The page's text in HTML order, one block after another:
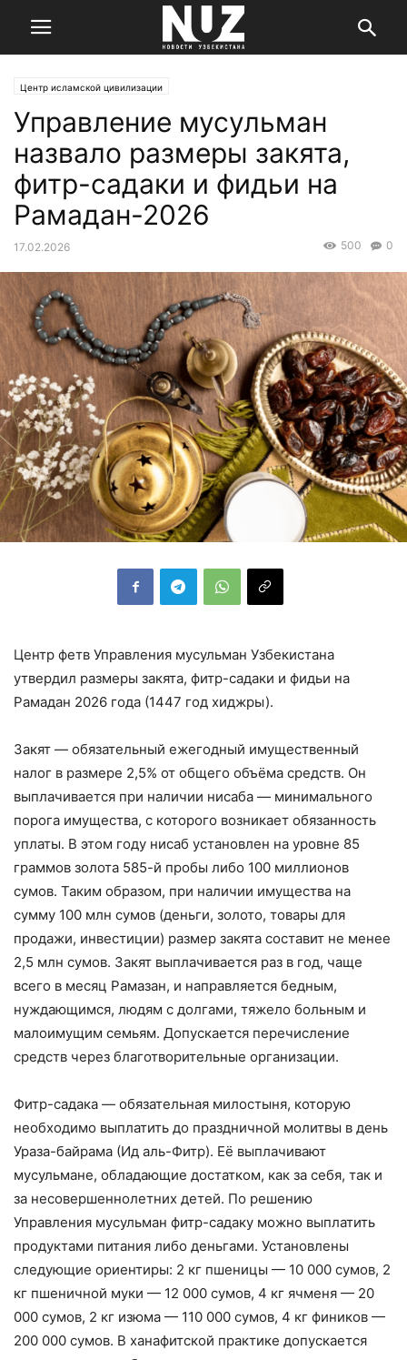
Центр исламской цивилизации
Управление мусульман
назвало размеры закята,
фитр-садаки и фидьи на
Рамадан-2026
17.02.2026 0
500
Центр фетв Управления мусульман Узбекистана
утвердил размеры закята, фитр-садаки и фидьи на
Рамадан 2026 года (1447 год хиджры).
Закят — обязательный ежегодный имущественный
налог в размере 2,5% от общего объёма средств. Он
выплачивается при наличии нисаба — минимального
порога имущества, с которого возникает обязанность
уплаты. В этом году нисаб установлен на уровне 85
граммов золота 585-й пробы либо 100 миллионов
сумов. Таким образом, при наличии имущества на
сумму 100 млн сумов (деньги, золото, товары для
продажи, инвестиции) размер закята составит не менее
2,5 млн сумов. Закят выплачивается раз в год, чаще
всего в месяц Рамазан, и направляется бедным,
нуждающимся, людям с долгами, тяжело больным и
малоимущим семьям. Допускается перечисление
средств через благотворительные организации.
Фитр-садака — обязательная милостыня, которую
необходимо выплатить до праздничной молитвы в день
Ураза-байрама (Ид аль-Фитр). Её выплачивают
мусульмане, обладающие достатком, как за себя, так и
за несовершеннолетних детей. По решению
Управления мусульман фитр-садаку можно выплатить
продуктами питания либо деньгами. Установлены
следующие ориентиры: 2 кг пшеницы — 10 000 сумов, 2
кг пшеничной муки — 12 000 сумов, 4 кг ячменя — 20
000 сумов, 2 кг изюма — 110 000 сумов, 4 кг фиников —
200 000 сумов. В ханафитской практике допускается